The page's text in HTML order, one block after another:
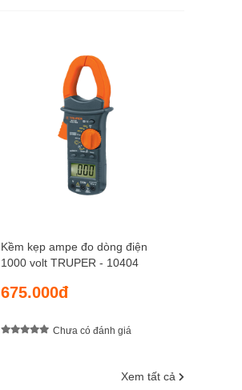
Kềm kẹp ampe đo dòng điện
1000 volt TRUPER - 10404
675.000đ
Chưa có đánh giá
Xem tất cả